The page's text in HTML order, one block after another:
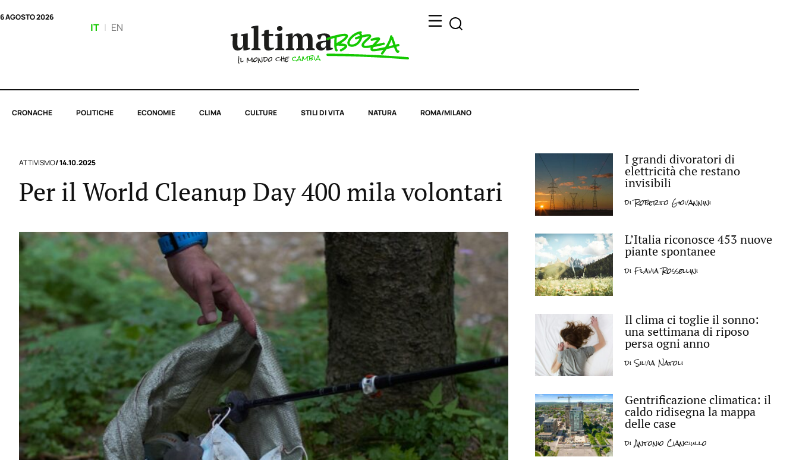
6 AGOSTO 2026
IT | EN
CRONACHE POLITICHE ECONOMIE CLIMA CULTURE STILI DI VITA NATURA ROMA/MILANO
ATTIVISMO/ 14.10.2025
Per il World Cleanup Day 400 mila volontari
I grandi divoratori di
elettricità che restano
invisibili
diRoberto Giovannini
L’Italia riconosce 453 nuove
piante spontanee
diFlavia Rossellini
Il clima ci toglie il sonno:
una settimana di riposo
persa ogni anno
diSilvia Natoli
Gentrificazione climatica: il
caldo ridisegna la mappa
delle case
diAntonio Cianciullo